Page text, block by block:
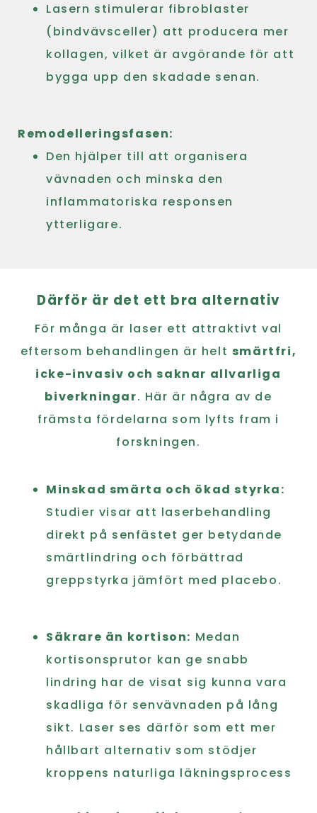
Lasern stimulerar fibroblaster
(bindvävsceller) att producera mer
kollagen, vilket är avgörande för att
bygga upp den skadade senan.
Remodelleringsfasen:
Den hjälper till att organisera
vävnaden och minska den
inflammatoriska responsen
ytterligare.
Därför är det ett bra alternativ
För många är laser ett attraktivt val
eftersom behandlingen är helt smärtfri,
icke-invasiv och saknar allvarliga
biverkningar. Här är några av de
främsta fördelarna som lyfts fram i
forskningen.
Minskad smärta och ökad styrka:
Studier visar att laserbehandling
direkt på senfästet ger betydande
smärtlindring och förbättrad
greppstyrka jämfört med placebo.
Säkrare än kortison: Medan
kortisonsprutor kan ge snabb
lindring har de visat sig kunna vara
skadliga för senvävnaden på lång
sikt. Laser ses därför som ett mer
hållbart alternativ som stödjer
kroppens naturliga läkningsprocess